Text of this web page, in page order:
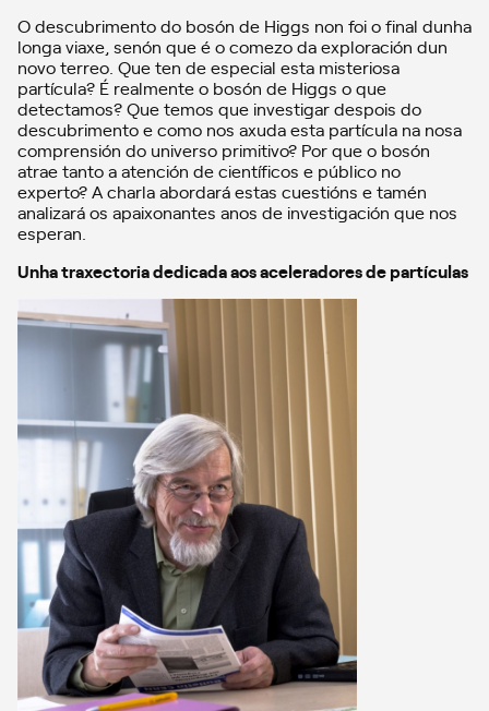
O descubrimento do bosón de Higgs non foi o final dunha
longa viaxe, senón que é o comezo da exploración dun
novo terreo. Que ten de especial esta misteriosa
partícula? É realmente o bosón de Higgs o que
detectamos? Que temos que investigar despois do
descubrimento e como nos axuda esta partícula na nosa
comprensión do universo primitivo? Por que o bosón
atrae tanto a atención de científicos e público no
experto? A charla abordará estas cuestións e tamén
analizará os apaixonantes anos de investigación que nos
esperan.
Unha traxectoria dedicada aos aceleradores de partículas